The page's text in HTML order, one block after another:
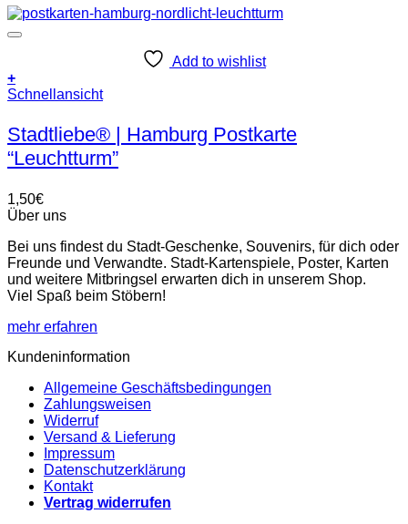
Add to wishlist
+
Schnellansicht
Stadtliebe® | Hamburg Postkarte
“Leuchtturm”
1,50€
Über uns
Bei uns findest du Stadt-Geschenke, Souvenirs, für dich oder
Freunde und Verwandte. Stadt-Kartenspiele, Poster, Karten
und weitere Mitbringsel erwarten dich in unserem Shop.
Viel Spaß beim Stöbern!
mehr erfahren
Kundeninformation
Allgemeine Geschäftsbedingungen
Zahlungsweisen
Widerruf
Versand & Lieferung
Impressum
Datenschutzerklärung
Kontakt
Vertrag widerrufen